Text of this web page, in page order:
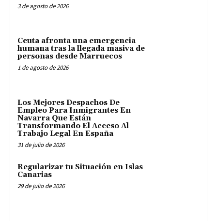
3 de agosto de 2026
Ceuta afronta una emergencia
humana tras la llegada masiva de
personas desde Marruecos
1 de agosto de 2026
Los Mejores Despachos De
Empleo Para Inmigrantes En
Navarra Que Están
Transformando El Acceso Al
Trabajo Legal En España
31 de julio de 2026
Regularizar tu Situación en Islas
Canarias
29 de julio de 2026